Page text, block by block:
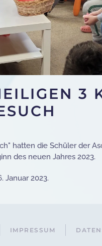
3
hatten die Schüler der
des neuen Jahres 2023.
Januar 2023.
IMPRESSUM